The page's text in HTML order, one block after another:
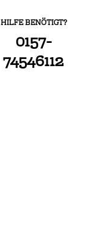
HILFE BENÖTIGT?
0157-
74546112